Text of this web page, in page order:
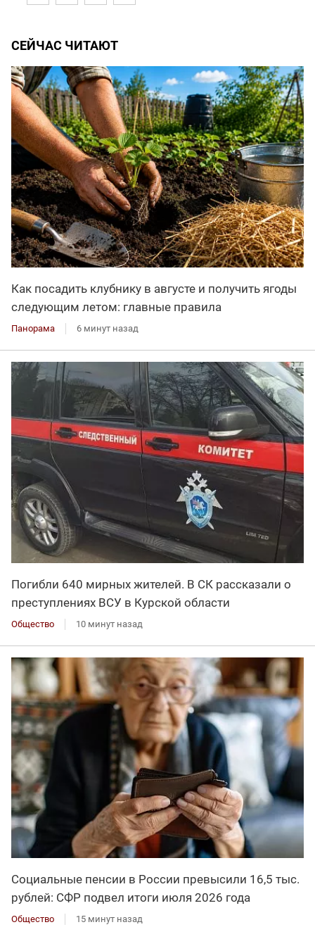
СЕЙЧАС ЧИТАЮТ
Как посадить клубнику в августе и получить ягоды
следующим летом: главные правила
Панорама 6 минут назад
Погибли 640 мирных жителей. В СК рассказали о
преступлениях ВСУ в Курской области
Общество 10 минут назад
Социальные пенсии в России превысили 16,5 тыс.
рублей: СФР подвел итоги июля 2026 года
Общество 15 минут назад